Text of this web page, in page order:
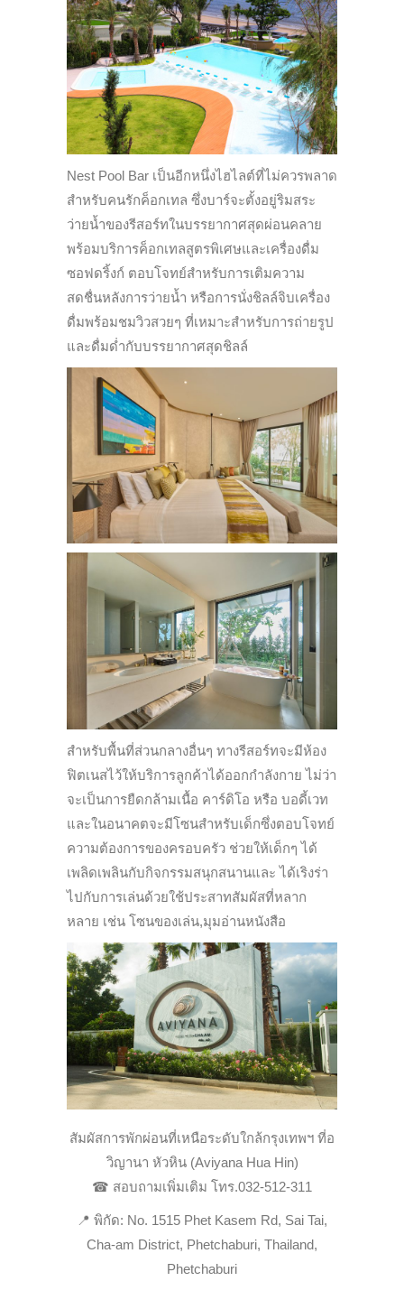
Nest Pool Bar เป็นอีกหนึ่งไฮไลต์ที่ไม่ควรพลาด
สำหรับคนรักค็อกเทล ซึ่งบาร์จะตั้งอยู่ริมสระ
ว่ายน้ำของรีสอร์ทในบรรยากาศสุดผ่อนคลาย
พร้อมบริการค็อกเทลสูตรพิเศษและเครื่องดื่ม
ซอฟดริ้งก์ ตอบโจทย์สำหรับการเติมความ
สดชื่นหลังการว่ายน้ำ หรือการนั่งชิลล์จิบเครื่อง
ดื่มพร้อมชมวิวสวยๆ ที่เหมาะสำหรับการถ่ายรูป
และดื่มด่ำกับบรรยากาศสุดชิลล์
สำหรับพื้นที่ส่วนกลางอื่นๆ ทางรีสอร์ทจะมีห้อง
ฟิตเนสไว้ให้บริการลูกค้าได้ออกกำลังกาย ไม่ว่า
จะเป็นการยืดกล้ามเนื้อ คาร์ดิโอ หรือ บอดี้เวท
และในอนาคตจะมีโซนสำหรับเด็กซึ่งตอบโจทย์
ความต้องการของครอบครัว ช่วยให้เด็กๆ ได้
เพลิดเพลินกับกิจกรรมสนุกสนานและ ได้เริงร่า
ไปกับการเล่นด้วยใช้ประสาทสัมผัสที่หลาก
หลาย เช่น โซนของเล่น,มุมอ่านหนังสือ
สัมผัสการพักผ่อนที่เหนือระดับใกล้กรุงเทพฯ ที่อ
วิญานา หัวหิน (Aviyana Hua Hin)
☎ สอบถามเพิ่มเติม โทร.032-512-311
📍 พิกัด: No. 1515 Phet Kasem Rd, Sai Tai,
Cha-am District, Phetchaburi, Thailand,
Phetchaburi